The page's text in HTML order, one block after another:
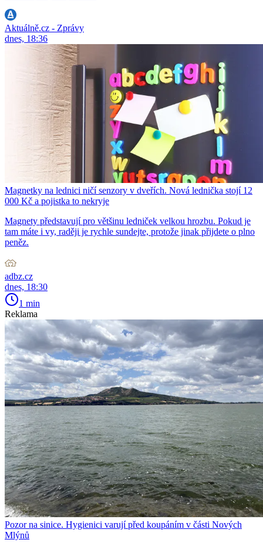
Aktuálně.cz - Zprávy
dnes, 18:36
Magnetky na lednici ničí senzory v dveřích. Nová lednička stojí 12
000 Kč a pojistka to nekryje
Magnety představují pro většinu ledniček velkou hrozbu. Pokud je
tam máte i vy, raději je rychle sundejte, protože jinak přijdete o plno
peněz.
adbz.cz
dnes, 18:30
1 min
Reklama
Pozor na sinice. Hygienici varují před koupáním v části Nových
Mlýnů